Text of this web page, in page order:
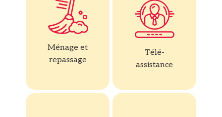
Ménage et
repassage
Télé-
assistance